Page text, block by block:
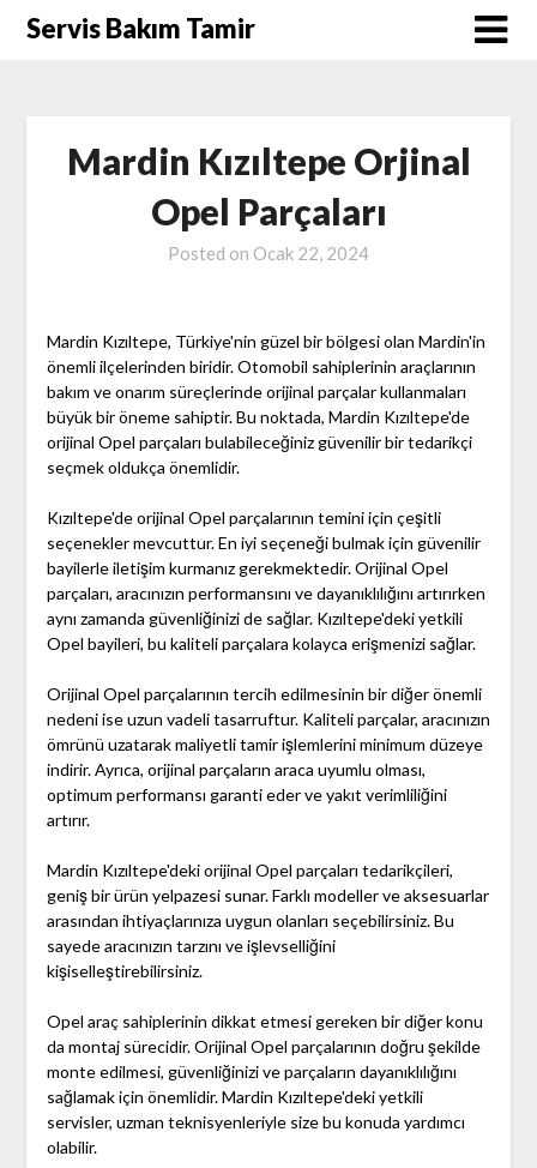
SkipServis Bakım Tamir
Mardin Kızıltepe Orjinal
Opel Parçaları
Posted on Ocak 22, 2024
Mardin Kızıltepe, Türkiye'nin güzel bir bölgesi olan Mardin'in
önemli ilçelerinden biridir. Otomobil sahiplerinin araçlarının
bakım ve onarım süreçlerinde orijinal parçalar kullanmaları
büyük bir öneme sahiptir. Bu noktada, Mardin Kızıltepe'de
orijinal Opel parçaları bulabileceğiniz güvenilir bir tedarikçi
seçmek oldukça önemlidir.
Kızıltepe'de orijinal Opel parçalarının temini için çeşitli
seçenekler mevcuttur. En iyi seçeneği bulmak için güvenilir
bayilerle iletişim kurmanız gerekmektedir. Orijinal Opel
parçaları, aracınızın performansını ve dayanıklılığını artırırken
aynı zamanda güvenliğinizi de sağlar. Kızıltepe'deki yetkili
Opel bayileri, bu kaliteli parçalara kolayca erişmenizi sağlar.
Orijinal Opel parçalarının tercih edilmesinin bir diğer önemli
nedeni ise uzun vadeli tasarruftur. Kaliteli parçalar, aracınızın
ömrünü uzatarak maliyetli tamir işlemlerini minimum düzeye
indirir. Ayrıca, orijinal parçaların araca uyumlu olması,
optimum performansı garanti eder ve yakıt verimliliğini
artırır.
Mardin Kızıltepe'deki orijinal Opel parçaları tedarikçileri,
geniş bir ürün yelpazesi sunar. Farklı modeller ve aksesuarlar
arasından ihtiyaçlarınıza uygun olanları seçebilirsiniz. Bu
sayede aracınızın tarzını ve işlevselliğini
kişiselleştirebilirsiniz.
Opel araç sahiplerinin dikkat etmesi gereken bir diğer konu
da montaj sürecidir. Orijinal Opel parçalarının doğru şekilde
monte edilmesi, güvenliğinizi ve parçaların dayanıklılığını
sağlamak için önemlidir. Mardin Kızıltepe'deki yetkili
servisler, uzman teknisyenleriyle size bu konuda yardımcı
olabilir.